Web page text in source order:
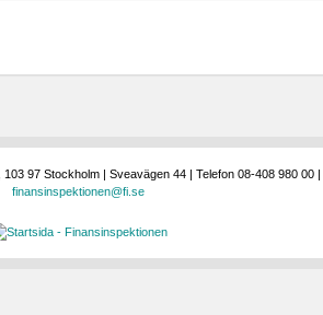
97 Stockholm | Sveavägen 44 | Telefon 08-408 980 00 |
finansinspektionen@fi.se